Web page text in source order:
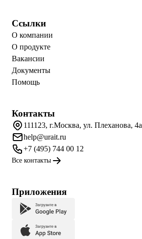
Ссылки
О компании
О продукте
Вакансии
Документы
Помощь
Контакты
111123, г.Москва, ул. Плеханова, 4а
help@urait.ru
+7 (495) 744 00 12
Все контакты
Приложения